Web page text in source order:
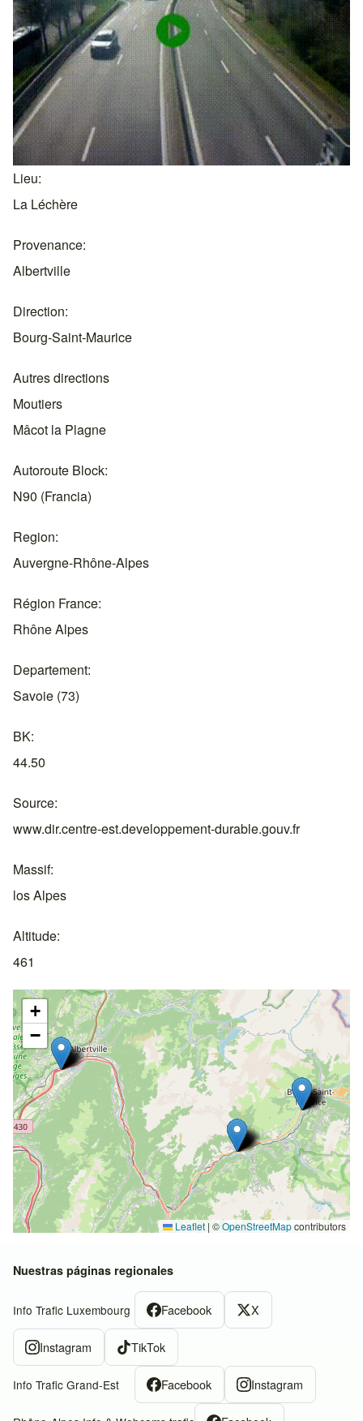
Lieu
La Léchère
Provenance
Albertville
Direction
Bourg-Saint-Maurice
Autres directions
Moutiers
Mâcot la Plagne
Autoroute Block
N90 (Francia)
Region
Auvergne-Rhône-Alpes
Région France
Rhône Alpes
Departement
Savoie (73)
BK
44.50
Source
www.dir.centre-est.developpement-durable.gouv.fr
Massif
los Alpes
Altitude
461
+
−
Leaflet | ©OpenStreetMapcontributors
Nuestras páginas regionales
Info Trafic Luxembourg Facebook X
Instagram TikTok
Info Trafic Grand-Est Facebook Instagram